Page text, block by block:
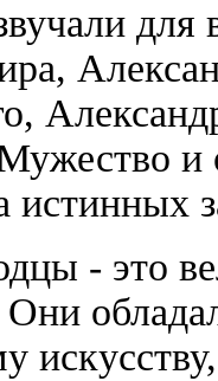
для
и
истинных
- это
Они